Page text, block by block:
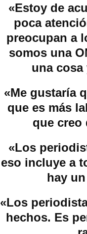
«Estoy de
poca
preocupan a
somos una
una
«Me gustaría
que es más
que creo
«Los
eso incluye a
hay
«Los
hechos. Es